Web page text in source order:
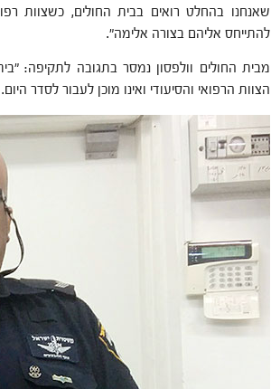
שאנחנו בהחלט רואים בבית החולים, כשצוות
להתייחס אליהם בצורה אלימה".
מבית החולים וולפסון נמסר בתגובה לתקיפה:
הצוות הרפואי והסיעודי ואינו מוכן לעבור לסדר